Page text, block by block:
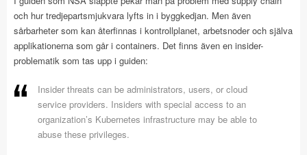
och hur tredjepartsmjukvara lyfts in i byggkedjan. Men även
sårbarheter som kan återfinnas i kontrollplanet, arbetsnoder och själva
applikationerna som går i containers. Det finns även en insider-
problematik som tas upp i guiden:
Insider threats can be administrators, users, or cloud
service providers. Insiders with special access to an
organization’s Kubernetes infrastructure may be able to
abuse these privileges.